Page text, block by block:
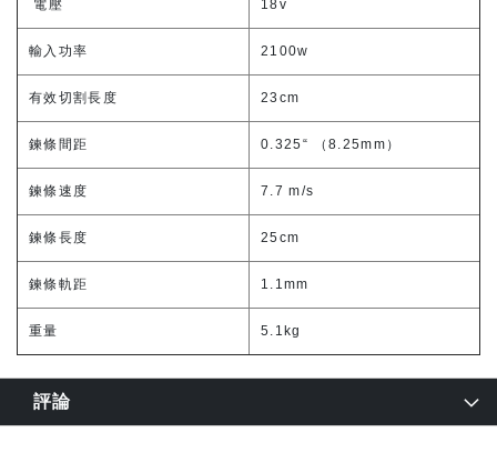
電壓 18v
輸入功率 2100w
有效切割長度 23cm
鍊條間距 0.325“ （8.25mm）
鍊條速度 7.7 m/s
鍊條長度 25cm
鍊條軌距 1.1mm
重量 5.1kg
評論